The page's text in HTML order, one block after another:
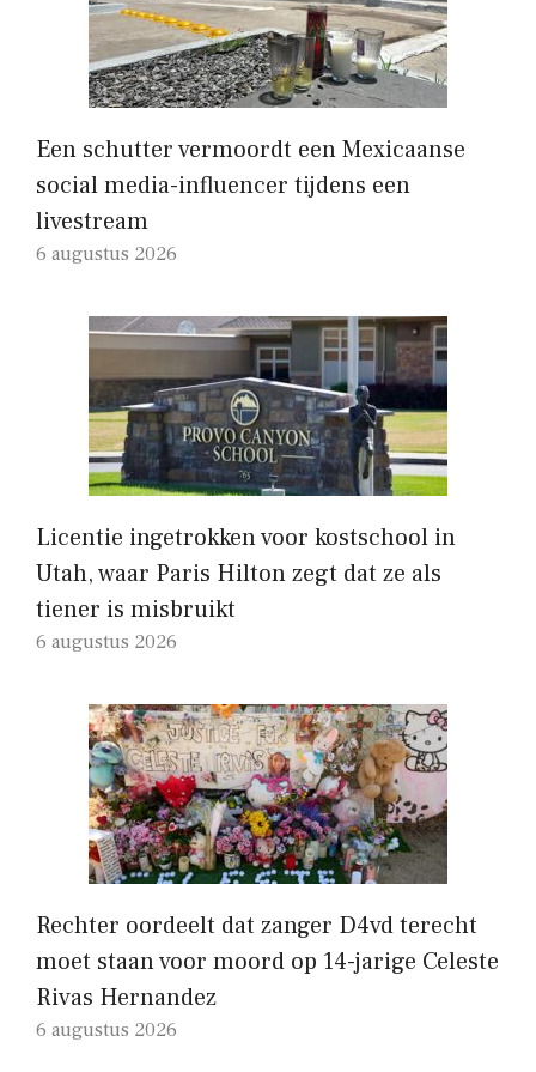
Een schutter vermoordt een Mexicaanse
social media-influencer tijdens een
livestream
6 augustus 2026
Licentie ingetrokken voor kostschool in
Utah, waar Paris Hilton zegt dat ze als
tiener is misbruikt
6 augustus 2026
Rechter oordeelt dat zanger D4vd terecht
moet staan ​​voor moord op 14-jarige Celeste
Rivas Hernandez
6 augustus 2026